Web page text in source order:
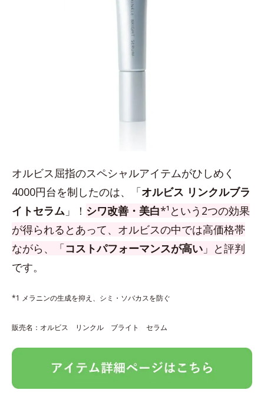
オルビス屈指のスペシャルアイテムがひしめく
4000円台を制したのは、「オルビス リンクルブラ
イトセラム 」！ シワ改善・美白*¹という2つの効果
が得られるとあって、オルビスの中では高価格帯
ながら、「コストパフォーマンスが高い 」と評判
です。
*1 メラニンの生成を抑え、シミ・ソバカスを防ぐ
販売名：オルビス リンクル ブライト セラム